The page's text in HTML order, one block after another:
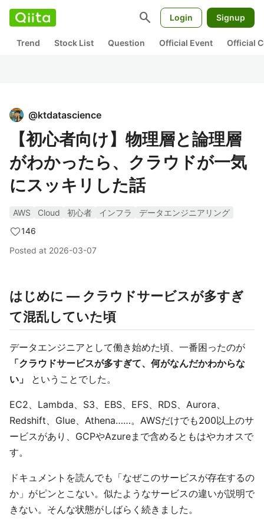
search Login Signup
Trend Stock List Question Official Event Official
@ktdatascience
【初心者向け】物理層と論理層
がわかったら、クラウドが一気
にスッキリした話
AWS Cloud 初心者 インフラ
データエンジニアリング
146
Posted at 2026-03-07
はじめに ― クラウドサービスが多すぎ
て混乱していた頃
データエンジニアとして働き始めた頃、一番困ったのが
「クラウドサービスが多すぎて、何がなんだかわからな
い」
ということでした。
EC2、Lambda、S3、EBS、EFS、RDS、Aurora、
Redshift、Glue、Athena……。AWSだけでも200以上のサ
ービスがあり、GCPやAzureまで含めるともはやカオスで
す。
ドキュメントを読んでも「なぜこのサービスが存在するの
か」がピンとこない。似たようなサービスの違いが説明で
きない。そんな状態がしばらく続きました。